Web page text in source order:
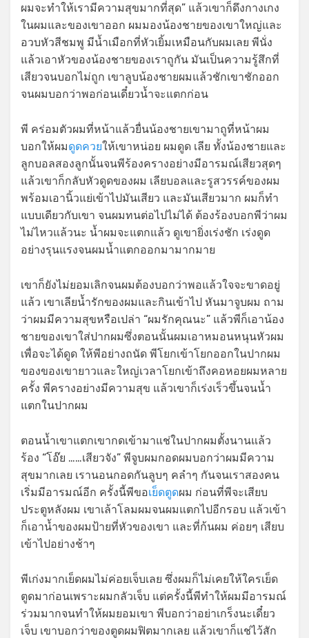
ผมจะทำให้เรามีความสุขมากที่สุด” แล้วเขาก็ดึงกางเกง
ในผมและของเขาออก ผมมองน้องชายของเขาใหญ่และ
อวบหัวสีชมพู มีน้ำเมือกที่หัวเยิ้มเหมือนกับผมเลย พีนั่ง
แล้วเอาหัวของน้องชายของเราถูกัน มันเป็นความรู้สึกที่
เสียวจนบอกไม่ถูก เขาลูบน้องชายผมแล้วชักเขาชักออก
จนผมบอกว่าพอก่อนเดี๋ยวน้ำจะแตกก่อน
พี คร่อมตัวผมที่หน้าแล้วยื่นน้องชายเขามาถูที่หน้าผม
บอกให้ผมดูดควยให้เขาหน่อย ผมดูด เลีย ทั้งน้องชายและ
ลูกบอลสองลูกนั้นจนพีร้องครางอย่างมีอารมณ์เสียวสุดๆ
แล้วเขาก็กลับหัวดูดของผม เลียบอลและรูสวรรค์ของผม
พร้อมเอานิ้วแย่เข้าไปมันเสียว และมันเสียวมาก ผมก็ทำ
แบบเดียวกับเขา จนผมทนต่อไปไม่ได้ ต้องร้องบอกพีว่าผม
ไม่ไหวแล้วนะ น้ำผมจะแตกแล้ว ดูเขายิ่งเร่งชัก เร่งดูด
อย่างรุนแรงจนผมน้ำแตกออกมามากมาย
เขาก็ยังไม่ยอมเลิกจนผมต้องบอกว่าพอแล้วใจจะขาดอยู่
แล้ว เขาเลียน้ำรักของผมและกินเข้าไป หันมาจูบผม ถาม
ว่าผมมีความสุขหรือเปล่า “ผมรักคุณนะ” แล้วพีก็เอาน้อง
ชายของเขาใส่ปากผมซึ่งตอนนั้นผมเอาหมอนหนุนหัวผม
เพื่อจะได้ดูด ให้พีอย่างถนัด พีโยกเข้าโยกออกในปากผม
ของของเขายาวและใหญ่เวลาโยกเข้าถึงคอหอยผมหลาย
ครั้ง พีครางอย่างมีความสุข แล้วเขาก็เร่งเร็วขึ้นจนน้ำ
แตกในปากผม
ตอนน้ำเขาแตกเขากดเข้ามาแช่ในปากผมตั้งนานแล้ว
ร้อง “โอ๊ย ……เสียวจัง” พีจูบผมกอดผมบอกว่าผมมีความ
สุขมากเลย เรานอนกอดกันลูบๆ คลำๆ กันจนเราสองคน
เริ่มมีอารมณ์อีก ครั้งนี้พีขอเย็ดตูดผม ก่อนที่พีจะเสียบ
ประตูหลังผม เขาเล้าโลมผมจนผมแตกไปอีกรอบ แล้วเข้า
ก็เอาน้ำของผมป้ายที่หัวของเขา และที่ก้นผม ค่อยๆ เสียบ
เข้าไปอย่างช้าๆ
พีเก่งมากเย็ดผมไม่ค่อยเจ็บเลย ซึ่งผมก็ไม่เคยให้ใครเย็ด
ตูดมาก่อนเพราะผมกลัวเจ็บ แต่ครั้งนี้พีทำให้ผมมีอารมณ์
ร่วมมากจนทำให้ผมยอมเขา พีบอกว่าอย่าเกร็งนะเดี๋ยว
เจ็บ เขาบอกว่าของตูดผมฟิตมากเลย แล้วเขาก็แช่ไว้สัก